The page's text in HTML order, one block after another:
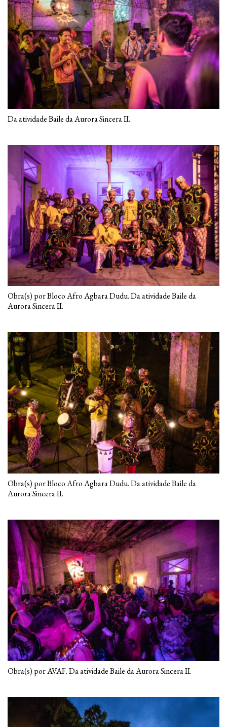
Da atividade Baile da Aurora Sincera II.
Obra(s) por Bloco Afro Agbara Dudu. Da atividade Baile da
Aurora Sincera II.
Obra(s) por Bloco Afro Agbara Dudu. Da atividade Baile da
Aurora Sincera II.
Obra(s) por AVAF. Da atividade Baile da Aurora Sincera II.